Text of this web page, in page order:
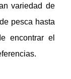
variedad de
pesca hasta
encontrar el